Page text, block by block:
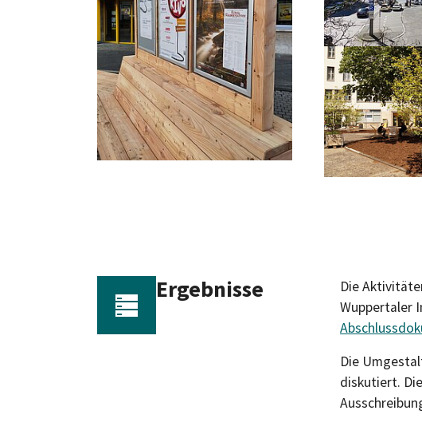
Ergebnisse
Die
Wuppertaler
Die
diskutiert.